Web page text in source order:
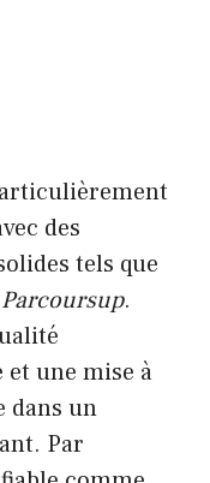
des
tels que
Parcoursup.
une mise à
dans un
Par